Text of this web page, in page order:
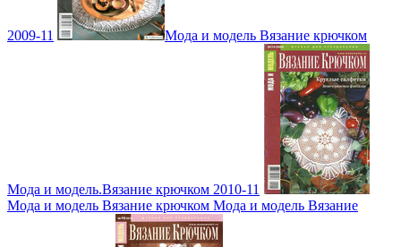
2009-11 Мода и модель Вязание крючком
Мода и модель.Вязание крючком 2010-11
Мода и модель Вязание крючком Мода и модель Вязание